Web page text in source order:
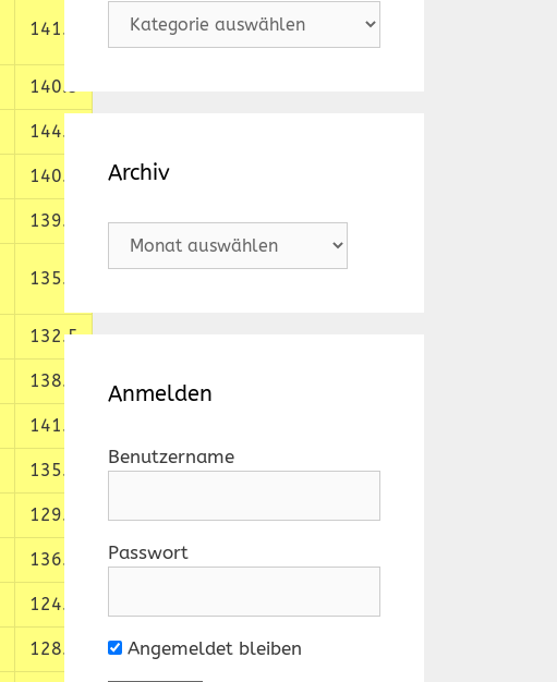
141.5
140.5
144.0
140.0
139.0
135.0
132.5
138.0
141.0
135.0
129.0
136.0
124.5
128.5
Kategorien
Archiv
Archiv
Anmelden
Benutzername
Passwort
Angemeldet bleiben